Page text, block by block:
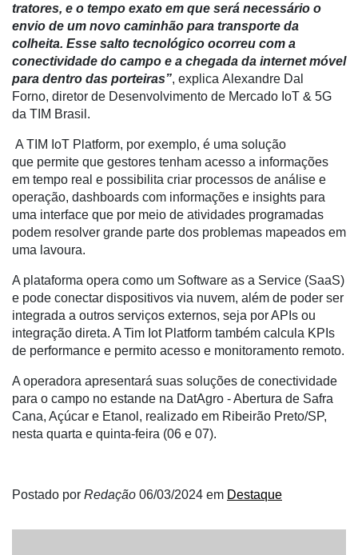
Automação
Robótica
Conectividade
Dados
Análise
E-
Commerce
Informatização
da
Vertical
Software
Empresarial
Tecnologia
para
Recursos
Hídricos
Membros
Netrin
Néctar
tratores, e o tempo exato em que será necessário o
envio de um novo caminhão para transporte da
colheita. Esse salto tecnológico ocorreu com a
conectividade do campo e a chegada da internet móvel
para dentro das porteiras”, explica Alexandre Dal
Forno, diretor de Desenvolvimento de Mercado IoT & 5G
da TIM Brasil.
A TIM IoT Platform, por exemplo, é uma solução
que permite que gestores tenham acesso a informações
em tempo real e possibilita criar processos de análise e
operação, dashboards com informações e insights para
uma interface que por meio de atividades programadas
podem resolver grande parte dos problemas mapeados em
uma lavoura.
A plataforma opera como um Software as a Service (SaaS)
e pode conectar dispositivos via nuvem, além de poder ser
integrada a outros serviços externos, seja por APIs ou
integração direta. A Tim Iot Platform também calcula KPIs
de performance e permito acesso e monitoramento remoto.
A operadora apresentará suas soluções de conectividade
para o campo no estande na DatAgro - Abertura de Safra
Cana, Açúcar e Etanol , realizado em Ribeirão Preto/SP,
nesta quarta e quinta-feira (06 e 07).
Postado por Redação 06/03/2024 em Destaque